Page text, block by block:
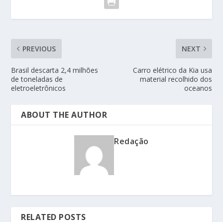
PREVIOUS
Brasil descarta 2,4 milhões
de toneladas de
eletroeletrônicos
NEXT
Carro elétrico da Kia usa
material recolhido dos
oceanos
ABOUT THE AUTHOR
Redação
RELATED POSTS